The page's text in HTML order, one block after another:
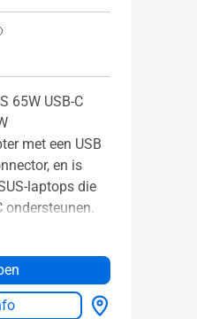
65W USB-C
met een USB
en is
laptops die
ondersteunen.